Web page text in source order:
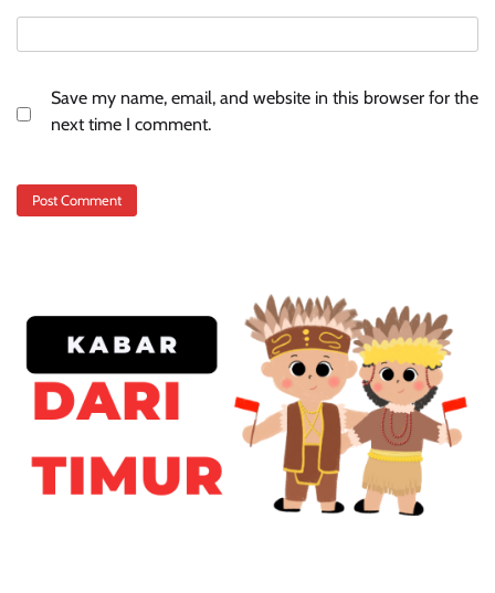
Save my name, email, and website in this browser for the
next time I comment.